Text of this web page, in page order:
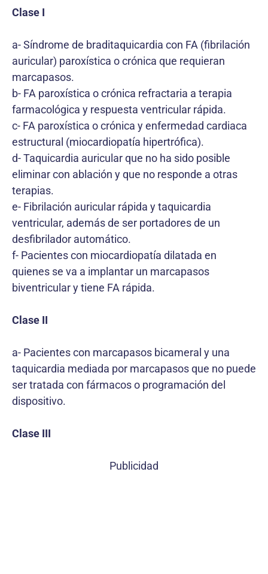
Clase I
a- Síndrome de braditaquicardia con FA (fibrilación
auricular) paroxística o crónica que requieran
marcapasos.
b- FA paroxística o crónica refractaria a terapia
farmacológica y respuesta ventricular rápida.
c- FA paroxística o crónica y enfermedad cardiaca
estructural (miocardiopatía hipertrófica).
d- Taquicardia auricular que no ha sido posible
eliminar con ablación y que no responde a otras
terapias.
e- Fibrilación auricular rápida y taquicardia
ventricular, además de ser portadores de un
desfibrilador automático.
f- Pacientes con miocardiopatía dilatada en
quienes se va a implantar un marcapasos
biventricular y tiene FA rápida.
Clase II
a- Pacientes con marcapasos bicameral y una
taquicardia mediada por marcapasos que no puede
ser tratada con fármacos o programación del
dispositivo.
Clase III
Publicidad